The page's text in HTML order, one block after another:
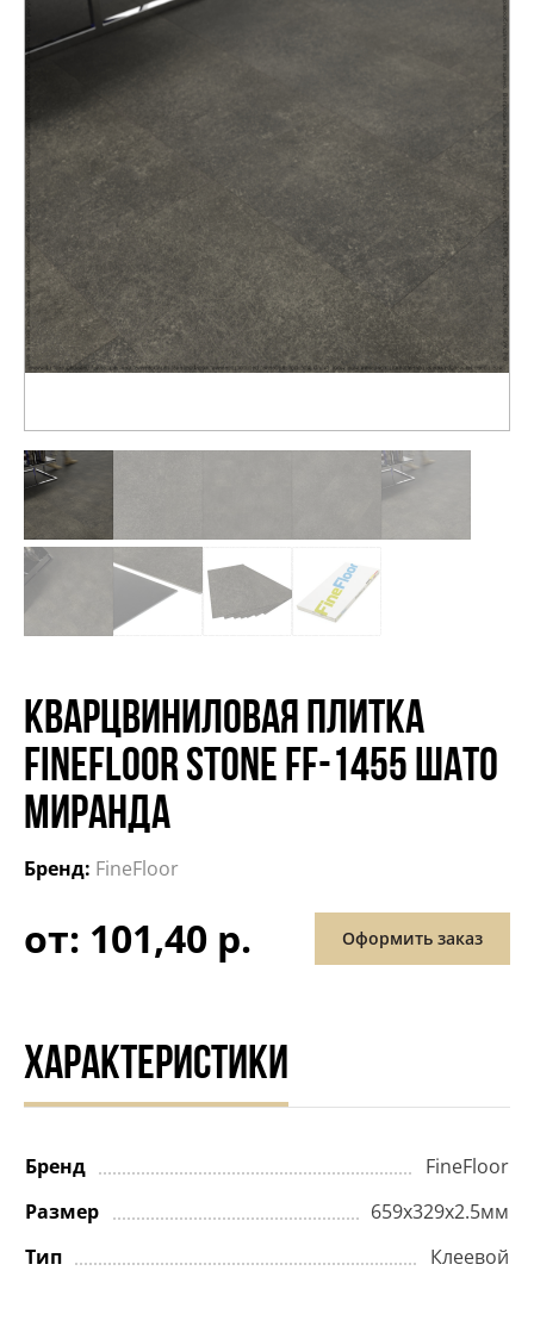
КВАРЦВИНИЛОВАЯ ПЛИТКА
FINEFLOOR STONE FF-1455 ШАТО
МИРАНДА
Бренд: FineFloor
от: 101,40 р. Оформить заказ
ХАРАКТЕРИСТИКИ
Бренд
FineFloor
Размер
659х329х2.5мм
Тип
Клеевой
Распродажа